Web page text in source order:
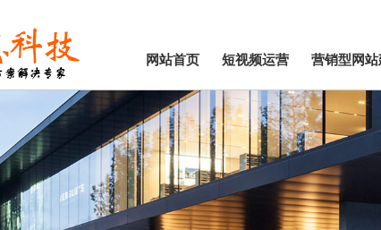
网站首页 短视频运营 营销型网站